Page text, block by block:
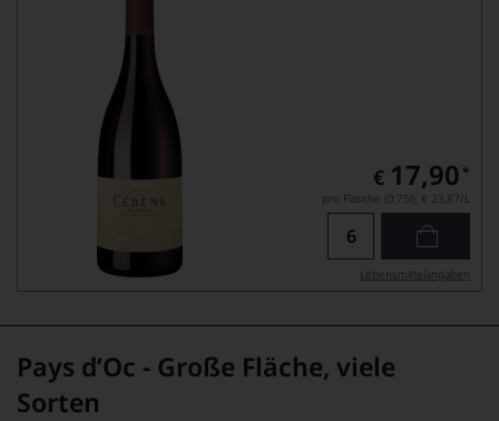
€ 17,90 *
pro Flasche (0.75l), € 23,87/L
Lebensmittel­angaben
Pays d’Oc - Große Fläche, viele
Sorten